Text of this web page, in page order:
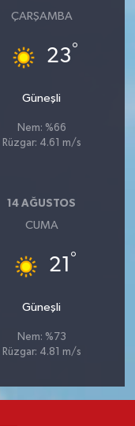
ÇARŞAMBA
23°
Güneşli
Nem: %66
Rüzgar: 4.61 m/s
14 AĞUSTOS
CUMA
21 °
Güneşli
Nem: %73
Rüzgar: 4.81 m/s